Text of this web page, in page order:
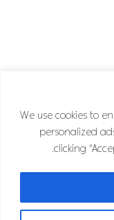
We use cookies to
personalized
clicking